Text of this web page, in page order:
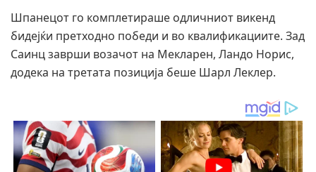
Шпанецот го комплетираше одличниот викенд
бидејќи претходно победи и во квалификациите. Зад
Саинц заврши возачот на Мекларен, Ландо Норис,
додека на третата позиција беше Шарл Леклер.